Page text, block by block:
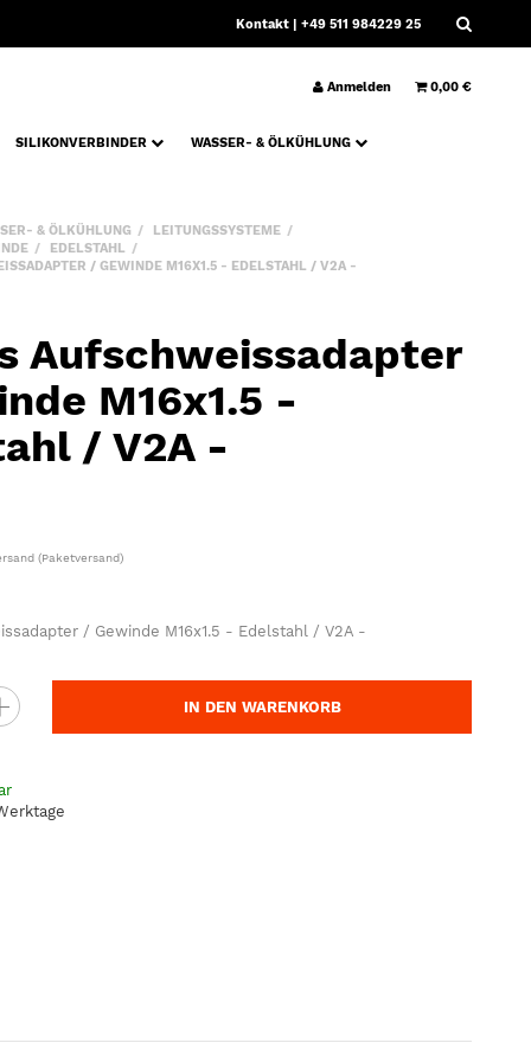
Kontakt | +49 511 984229 25
Anmelden 0,00 €
SILIKONVERBINDER
WASSER- & ÖLKÜHLUNG
& ÖLKÜHLUNG
LEITUNGSSYSTEME
EDELSTAHL
/ GEWINDE M16X1.5 - EDELSTAHL / V2A -
Aufschweissadapter
M16x1.5 -
/ V2A -
(Paketversand)
/ Gewinde M16x1.5 - Edelstahl / V2A -
IN DEN WARENKORB